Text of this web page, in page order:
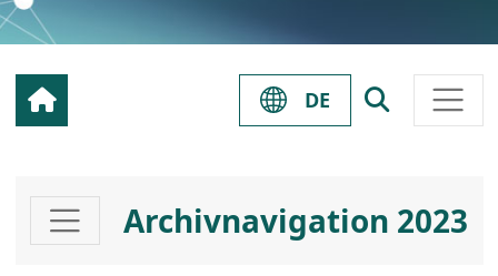
DE
Archivnavigation 2023